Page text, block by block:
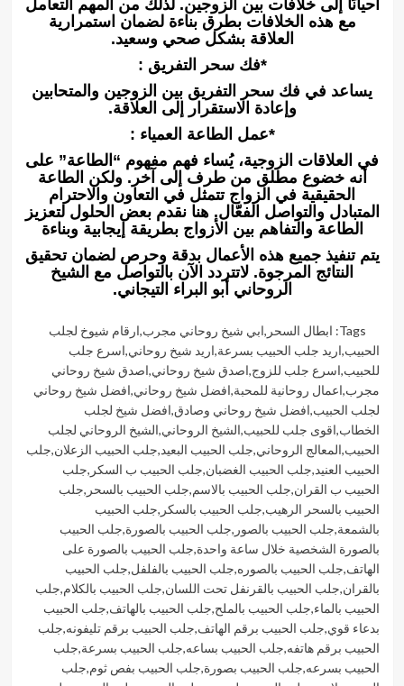
أحيانًا إلى خلافات بين الزوجين. لذلك من المهم التعامل
مع هذه الخلافات بطرق بناءة لضمان استمرارية
العلاقة بشكل صحي وسعيد.
*فك سحر التفريق :
يساعد في فك سحر التفريق بين الزوجين والمتحابين
وإعادة الاستقرار إلى العلاقة.
*عمل الطاعة العمياء :
في العلاقات الزوجية، يُساء فهم مفهوم “الطاعة” على
أنه خضوع مطلق من طرف إلى آخر. ولكن الطاعة
الحقيقية في الزواج تتمثل في التعاون والاحترام
المتبادل والتواصل الفعّال. هنا نقدم بعض الحلول لتعزيز
الطاعة والتفاهم بين الأزواج بطريقة إيجابية وبناءة
يتم تنفيذ جميع هذه الأعمال بدقة وحرص لضمان تحقيق
النتائج المرجوة. لاتتردد الآن بالتواصل مع الشيخ
الروحاني أبو البراء التيجاني.
Tags: ابطال السحر ,ابي شيخ روحاني مجرب,ارقام شيوخ لجلب
الحبيب,اريد جلب الحبيب بسرعة,اريد شيخ روحاني,اسرع جلب
للحبيب,اسرع جلب للزوج,اصدق شيخ روحاني,اصدق شيخ روحاني
مجرب,اعمال روحانية للمحبة,افضل شيخ روحاني,افضل شيخ روحاني
لجلب الحبيب,افضل شيخ روحاني وصادق,افضل شيخ لجلب
الخطاب,اقوى جلب للحبيب,الشيخ الروحاني,الشيخ الروحاني لجلب
الحبيب,المعالج الروحاني,جلب الحبيب البعيد,جلب الحبيب الزعلان,جلب
الحبيب العنيد,جلب الحبيب الغضبان,جلب الحبيب ب السكر ,جلب
الحبيب ب القران,جلب الحبيب بالاسم,جلب الحبيب بالسحر ,جلب
الحبيب بالسحر الرهيب,جلب الحبيب بالسكر ,جلب الحبيب
بالشمعة,جلب الحبيب بالصور ,جلب الحبيب بالصورة,جلب الحبيب
بالصورة الشخصية خلال ساعة واحدة,جلب الحبيب بالصورة على
الهاتف,جلب الحبيب بالصوره,جلب الحبيب بالفلفل,جلب الحبيب
بالقران,جلب الحبيب بالقرنفل تحت اللسان,جلب الحبيب بالكلام,جلب
الحبيب بالماء,جلب الحبيب بالملح,جلب الحبيب بالهاتف,جلب الحبيب
بدعاء قوي,جلب الحبيب برقم الهاتف,جلب الحبيب برقم تليفونه,جلب
الحبيب برقم هاتفه,جلب الحبيب بساعه,جلب الحبيب بسرعة,جلب
الحبيب بسرعه,جلب الحبيب بصورة,جلب الحبيب بفص ثوم,جلب